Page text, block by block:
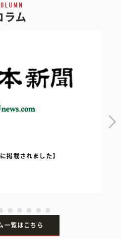
ラム
掲載されました】
一覧はこちら